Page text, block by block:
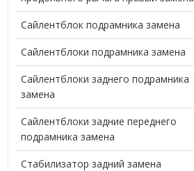
Сайлентблок подрамника замена
Сайлентблоки подрамника замена
Сайлентблоки заднего подрамника
замена
Сайлентблоки задние переднего
подрамника замена
Стабилизатор задний замена